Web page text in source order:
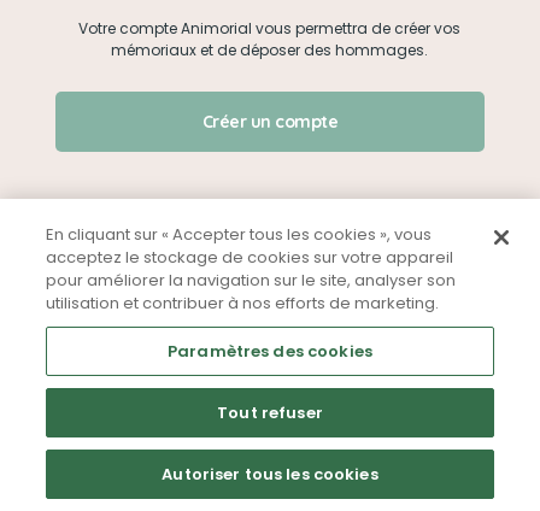
Créer un mémorial
Qui sommes-nous ?
Nous contacter
Partager sur Facebook
Je me connecte
Votre compte Animorial vous permettra de créer vos
mémoriaux et de déposer des hommages.
Créer un compte
Mentions légales CGU Politique de confidentialité
En cliquant sur « Accepter tous les cookies », vous
acceptez le stockage de cookies sur votre appareil
pour améliorer la navigation sur le site, analyser son
utilisation et contribuer à nos efforts de marketing.
Paramètres des cookies
Tout refuser
Autoriser tous les cookies